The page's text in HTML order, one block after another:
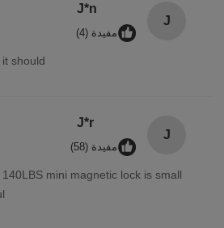
J
J*n
مفيدة (4)
should.
J
J*r
مفيدة (58)
mini magnetic lock is small